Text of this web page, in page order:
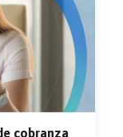
cobranza